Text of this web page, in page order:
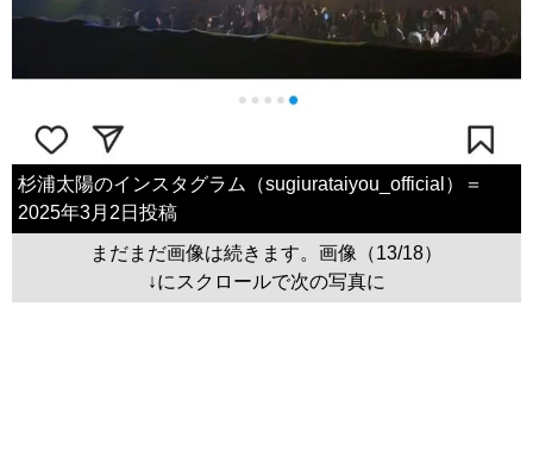
杉浦太陽のインスタグラム（sugiurataiyou_official）＝
2025年3月2日投稿
まだまだ画像は続きます。画像（13/18）
↓にスクロールで次の写真に